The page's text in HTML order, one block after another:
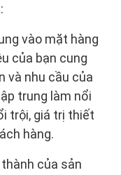
vào mặt hàng
của bạn cung
và nhu cầu của
trung làm nổi
trội, giá trị thiết
hàng.
của sản